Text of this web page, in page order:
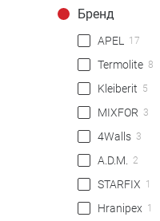
Бренд
APEL 17
Termolite 8
Kleiberit 5
MIXFOR 3
4Walls 3
A.D.M. 2
STARFIX 1
Hranipex 1